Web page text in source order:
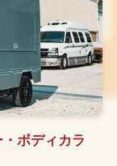
ボディカラ